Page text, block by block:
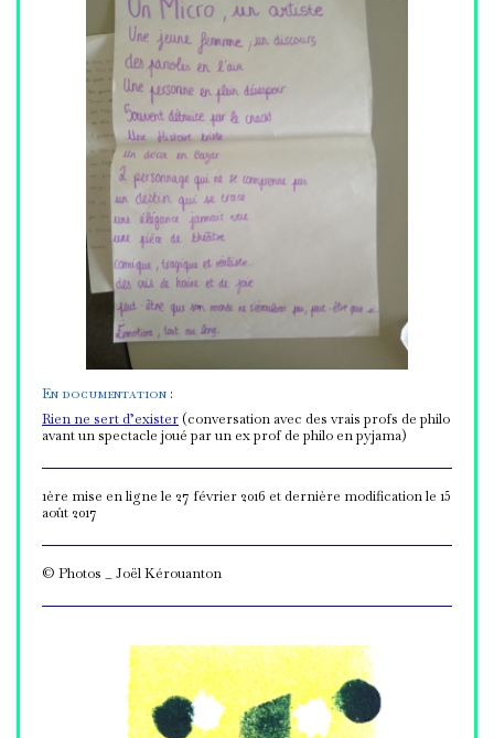
En documentation :
Rien ne sert d’exister (conversation avec des vrais profs de philo
avant un spectacle joué par un ex prof de philo en pyjama)
1ère mise en ligne le 27 février 2016 et dernière modification le 15
août 2017
© Photos _ Joël Kérouanton